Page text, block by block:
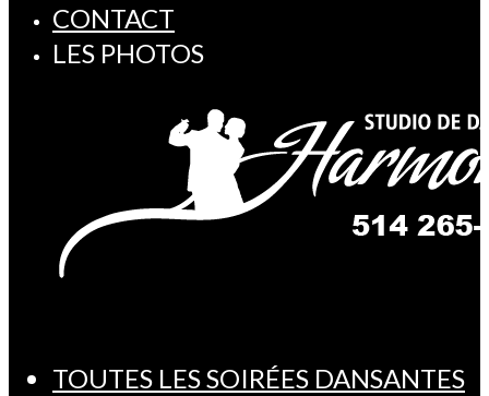
CONTACT
LES PHOTOS
TOUTES LES SOIRÉES DANSANTES